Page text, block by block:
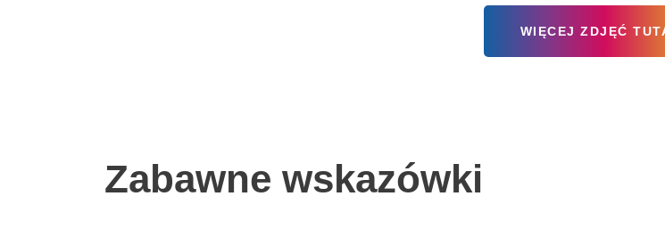
WIĘCEJ ZDJĘĆ
Zabawne wskazówki